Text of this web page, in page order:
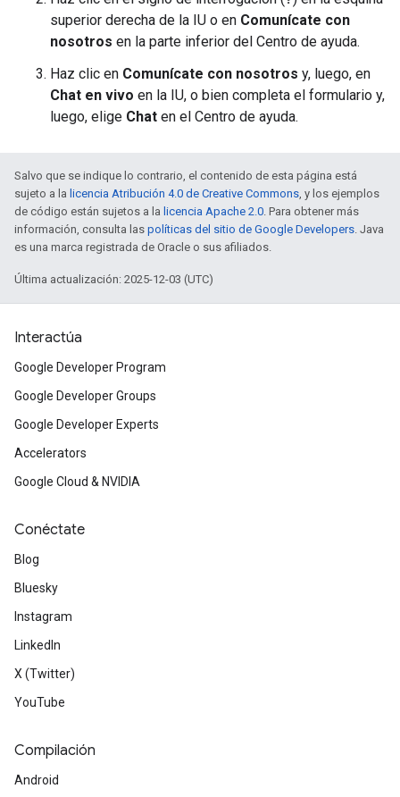
superior derecha de la IU o en Comunícate con
nosotros en la parte inferior del Centro de ayuda.
Haz clic en Comunícate con nosotros y, luego, en
Chat en vivo en la IU, o bien completa el formulario y,
luego, elige Chat en el Centro de ayuda.
Salvo que se indique lo contrario, el contenido de esta página está
sujeto a la licencia Atribución 4.0 de Creative Commons, y los ejemplos
de código están sujetos a la licencia Apache 2.0. Para obtener más
información, consulta las políticas del sitio de Google Developers. Java
es una marca registrada de Oracle o sus afiliados.
Última actualización: 2025-12-03 (UTC)
Interactúa
Google Developer Program
Google Developer Groups
Google Developer Experts
Accelerators
Google Cloud & NVIDIA
Conéctate
Blog
Bluesky
Instagram
LinkedIn
X (Twitter)
YouTube
Compilación
Android